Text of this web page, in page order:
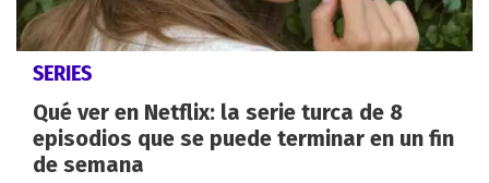
SERIES
Qué ver en Netflix: la serie turca de 8
episodios que se puede terminar en un fin
de semana